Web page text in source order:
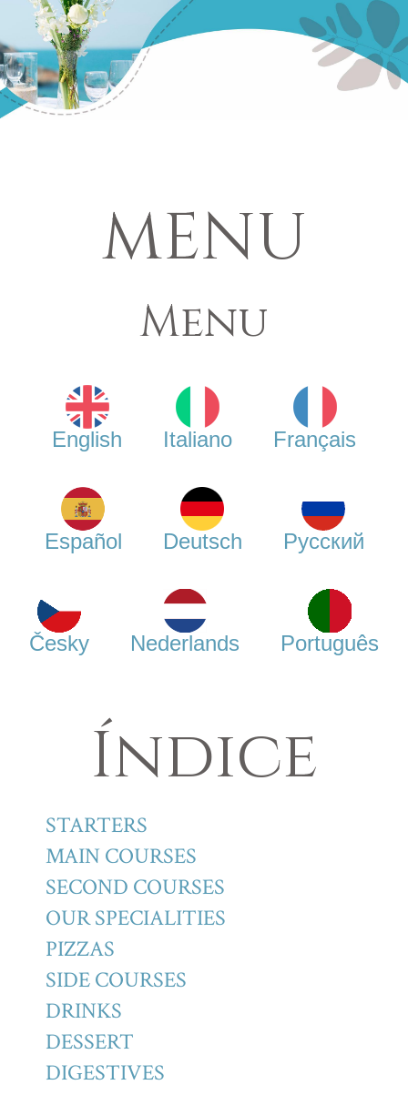
MENU
Menu
English Italiano Français
Español Deutsch Русский
Česky Nederlands Português
Índice
STARTERS
MAIN COURSES
SECOND COURSES
OUR SPECIALITIES
PIZZAS
SIDE COURSES
DRINKS
DESSERT
DIGESTIVES